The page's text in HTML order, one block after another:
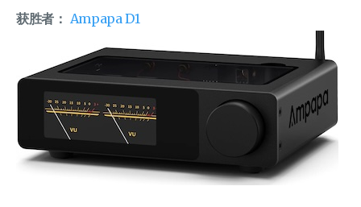
获胜者： Ampapa D1